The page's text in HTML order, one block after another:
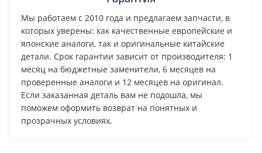
Мы работаем с 2010 года и предлагаем запчасти, в
которых уверены: как качественные европейские и
японские аналоги, так и оригинальные китайские
детали. Срок гарантии зависит от производителя: 1
месяц на бюджетные заменители, 6 месяцев на
проверенные аналоги и 12 месяцев на оригинал.
Если заказанная деталь вам не подошла, мы
поможем оформить возврат на понятных и
прозрачных условиях.